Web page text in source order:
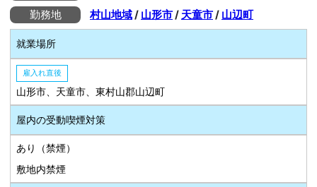
勤務地
村山地域/ 山形市/ 天童市/ 山辺町
就業場所
雇入れ直後
山形市、天童市、東村山郡山辺町
屋内の受動喫煙対策
あり（禁煙）
敷地内禁煙